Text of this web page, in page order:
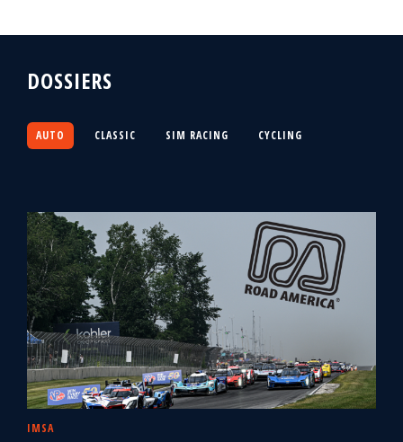
DOSSIERS
AUTO CLASSIC SIM RACING CYCLING
IMSA